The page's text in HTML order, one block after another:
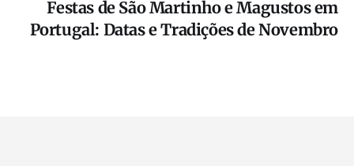
Festas de São Martinho e Magustos em
Portugal: Datas e Tradições de Novembro